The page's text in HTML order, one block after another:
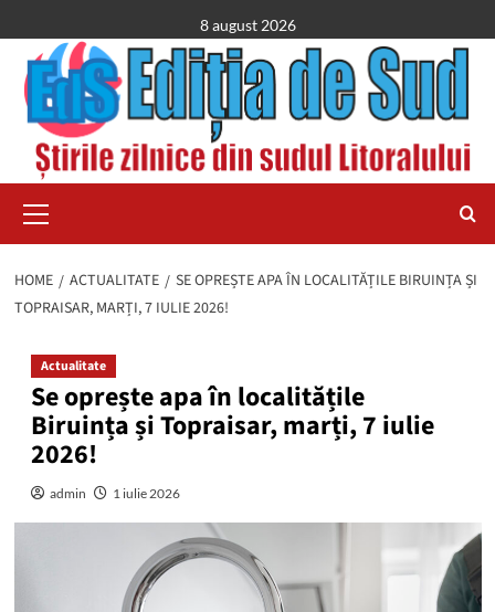
to
content
8 august 2026
Menu
HOME ACTUALITATE
SE OPREȘTE APA ÎN LOCALITĂȚILE BIRUINȚA ȘI
TOPRAISAR, MARȚI, 7 IULIE 2026!
Actualitate
Se oprește apa în localitățile
Biruința și Topraisar, marți, 7 iulie
2026!
admin 1 iulie 2026